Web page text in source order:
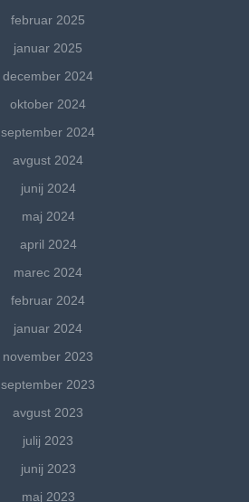
februar 2025
januar 2025
december 2024
oktober 2024
september 2024
avgust 2024
junij 2024
maj 2024
april 2024
marec 2024
februar 2024
januar 2024
november 2023
september 2023
avgust 2023
julij 2023
junij 2023
maj 2023